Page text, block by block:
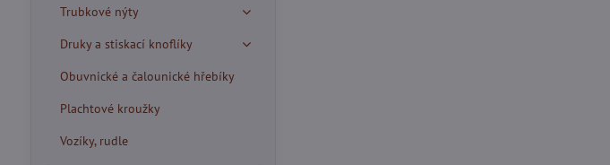
Trubkové nýty
Druky a stiskací knoflíky
Obuvnické a čalounické hřebíky
Plachtové kroužky
Vozíky, rudle